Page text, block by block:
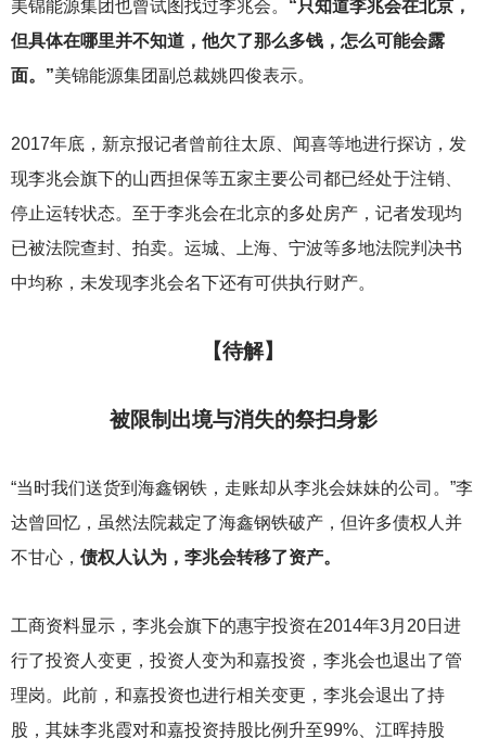
美锦能源集团也曾试图找过李兆会。 “只知道李兆会在北京，
但具体在哪里并不知道，他欠了那么多钱，怎么可能会露
面。”美锦能源集团副总裁姚四俊表示。
2017年底，新京报记者曾前往太原、闻喜等地进行探访，发
现李兆会旗下的山西担保等五家主要公司都已经处于注销、
停止运转状态。至于李兆会在北京的多处房产，记者发现均
已被法院查封、拍卖。运城、上海、宁波等多地法院判决书
中均称，未发现李兆会名下还有可供执行财产。
【待解】
被限制出境与消失的祭扫身影
“当时我们送货到海鑫钢铁，走账却从李兆会妹妹的公司。”李
达曾回忆，虽然法院裁定了海鑫钢铁破产，但许多债权人并
不甘心， 债权人认为，李兆会转移了资产。
工商资料显示，李兆会旗下的惠宇投资在2014年3月20日进
行了投资人变更，投资人变为和嘉投资，李兆会也退出了管
理岗。此前，和嘉投资也进行相关变更，李兆会退出了持
股，其妹李兆霞对和嘉投资持股比例升至99%、江晖持股